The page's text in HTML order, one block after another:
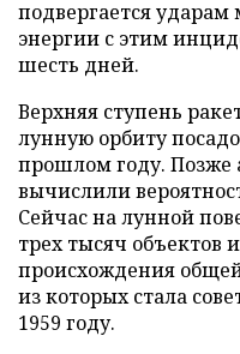
подвергается ударам
энергии с этим
шесть дней.
Верхняя ступень
лунную орбиту
прошлом году.
вычислили
Сейчас на лунной
трех тысяч объектов
происхождения
из которых стала
1959 году.